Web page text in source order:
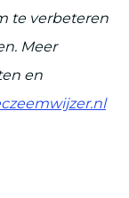
te verbeteren
Meer
en